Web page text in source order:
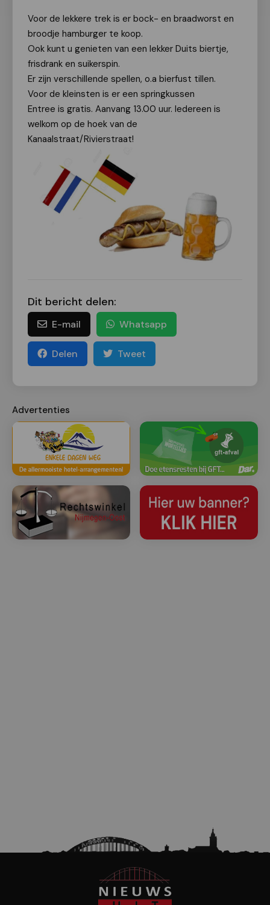
Voor de lekkere trek is er bock- en braadworst en
broodje hamburger te koop.
Ook kunt u genieten van een lekker Duits biertje,
frisdrank en suikerspin.
Er zijn verschillende spellen, o.a bierfust tillen.
Voor de kleinsten is er een springkussen
Entree is gratis. Aanvang 13.00 uur. Iedereen is
welkom op de hoek van de
Kanaalstraat/Rivierstraat!
Dit bericht delen:
E-mail Whatsapp
Delen Tweet
Advertenties